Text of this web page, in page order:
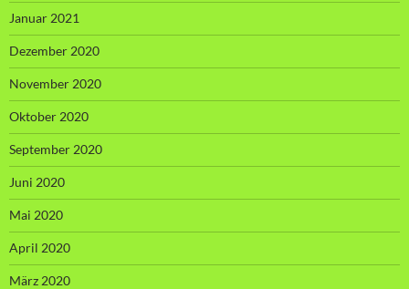
Januar 2021
Dezember 2020
November 2020
Oktober 2020
September 2020
Juni 2020
Mai 2020
April 2020
März 2020